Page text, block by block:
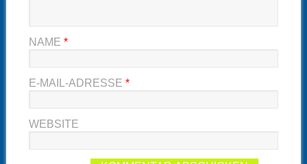
NAME *
E-MAIL-ADRESSE *
WEBSITE